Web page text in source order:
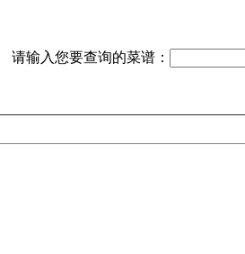
请输入您要查询的菜谱：